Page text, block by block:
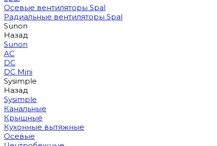
Осевые вентиляторы Spal
Радиальные вентиляторы Spal
Sunon
Назад
Sunon
AC
DC
DC Mini
Sysimple
Назад
Sysimple
Канальные
Крышные
Кухонные вытяжные
Осевые